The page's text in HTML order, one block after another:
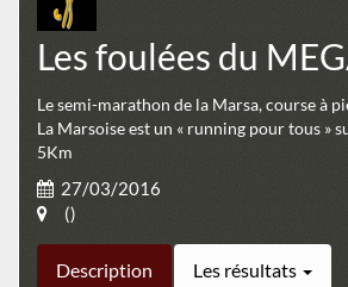
Les foulées du
Le semi-marathon de la Marsa, course à
La Marsoise est un « running pour tous »
5Km
27/03/2016
()
Description Les résultats